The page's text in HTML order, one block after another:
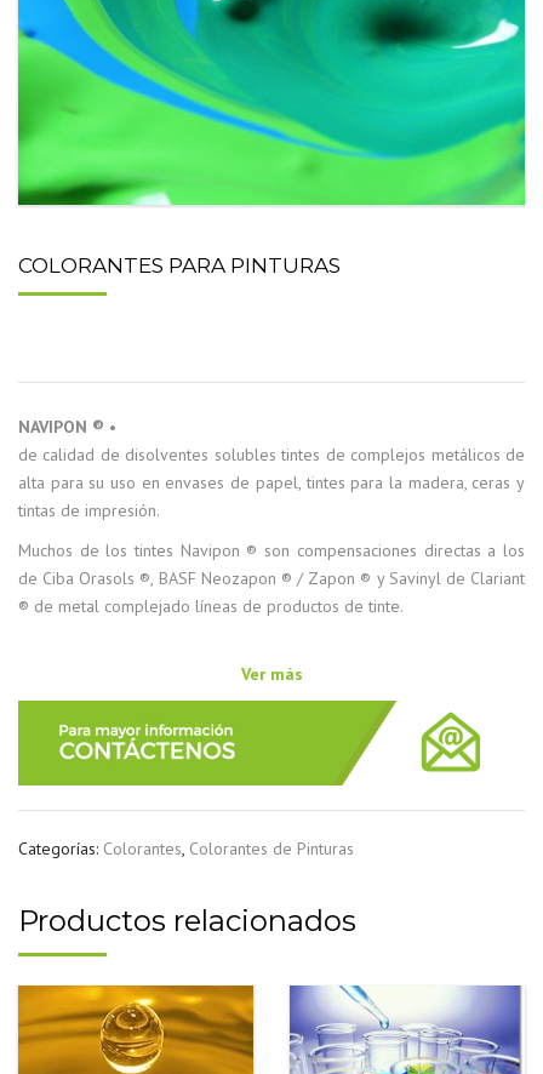
COLORANTES PARA PINTURAS
NAVIPON ® •
de calidad de disolventes solubles tintes de complejos metálicos de
alta para su uso en envases de papel, tintes para la madera, ceras y
tintas de impresión.
Muchos de los tintes Navipon ® son compensaciones directas a los
de Ciba Orasols ®, BASF Neozapon ® / Zapon ® y Savinyl de Clariant
® de metal complejado líneas de productos de tinte.
Ver más
Categorías: Colorantes, Colorantes de Pinturas
Productos relacionados